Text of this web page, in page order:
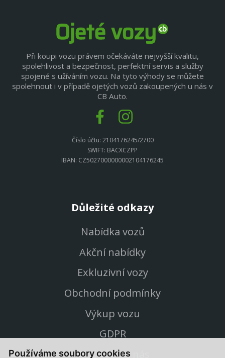
Používáme soubory cookies
Při koupi vozu právem očekáváte nejvyšší kvalitu,
spolehlivost a bezpečnost, perfektní servis a služby
spojené s užíváním vozu. Na tyto výhody se můžete
spolehnout i v případě ojetých vozů zakoupených u nás v
CB Auto.
Číslo účtu: 2104176245/2700
SWIFT: BACXCZPP
IBAN: CZ5027000000002104176245
Důležité odkazy
Nabídka vozů
Akční nabídky
Exkluzivní vozy
Obchodní podmínky
Výkup vozu
GDPR
Proč vůz od nás